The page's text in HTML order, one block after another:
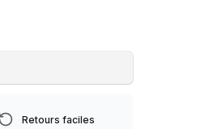
Retours faciles